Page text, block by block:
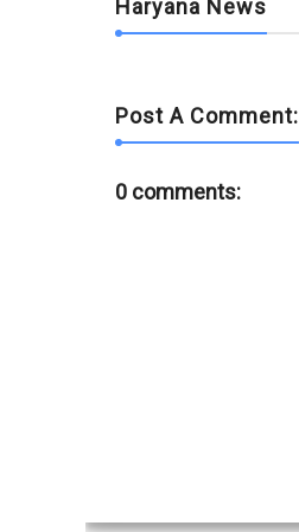
Haryana News
Post A Comment:
0 comments: